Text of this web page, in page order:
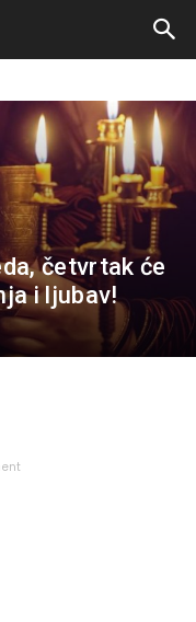
četvrtak će
i ljubav!